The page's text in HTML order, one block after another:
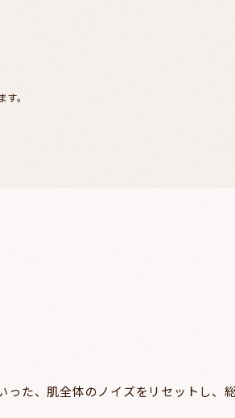
。
た、肌全体のノイズをリセットし、